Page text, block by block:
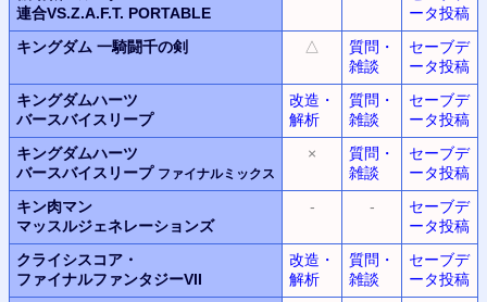
連合VS.Z.A.F.T. PORTABLE
ータ投稿
キングダム 一騎闘千の剣 △
質問・
雑談
セーブデ
ータ投稿
キングダムハーツ
バースバイスリープ
改造・
解析
質問・
雑談
セーブデ
ータ投稿
キングダムハーツ
バースバイスリープ ファイナルミックス
×
質問・
雑談
セーブデ
ータ投稿
キン肉マン
マッスルジェネレーションズ
- -
セーブデ
ータ投稿
クライシスコア・
ファイナルファンタジーVII
改造・
解析
質問・
雑談
セーブデ
ータ投稿